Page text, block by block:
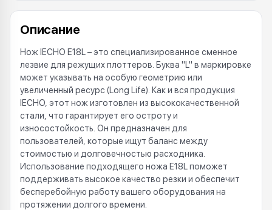
Описание
Нож IECHO E18L – это специализированное сменное
лезвие для режущих плоттеров. Буква "L" в маркировке
может указывать на особую геометрию или
увеличенный ресурс (Long Life). Как и вся продукция
IECHO, этот нож изготовлен из высококачественной
стали, что гарантирует его остроту и
износостойкость. Он предназначен для
пользователей, которые ищут баланс между
стоимостью и долговечностью расходника.
Использование подходящего ножа E18L поможет
поддерживать высокое качество резки и обеспечит
бесперебойную работу вашего оборудования на
протяжении долгого времени.